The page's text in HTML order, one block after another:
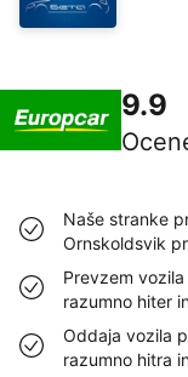
9.9
Naše stranke
Ornskoldsvik
Prevzem
razumno hiter
Oddaja vozila
razumno hitra